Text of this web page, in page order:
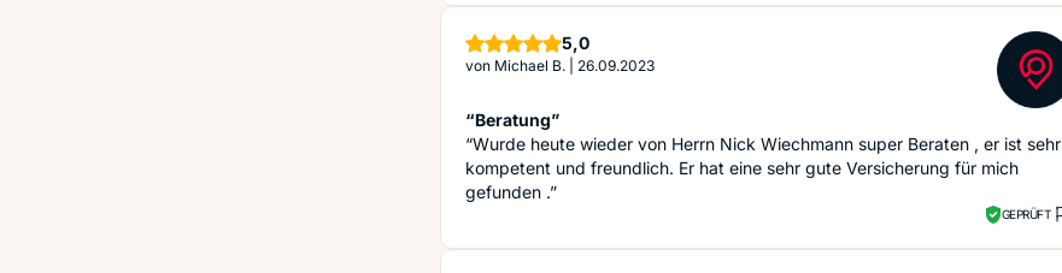
5,0Sterne
von Michael B. 26.09.2023
“Beratung”
“Wurde heute wieder von Herrn Nick Wiechmann super Beraten , er ist sehr
kompetent und freundlich. Er hat eine sehr gute Versicherung für mich
gefunden .”
GEPRÜFT